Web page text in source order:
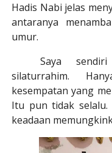
Hadis Nabi jelas
antaranya
umur.
Saya
silaturrahim.
kesempatan yang
Itu pun tidak selalu.
keadaan